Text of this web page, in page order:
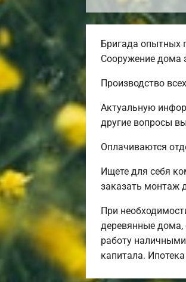
Бригада опытных
Сооружение дома
Производство
Актуальную
другие вопросы
Оплачиваются
Ищете для себя
заказать монтаж
При
деревянные дома,
работу
капитала.